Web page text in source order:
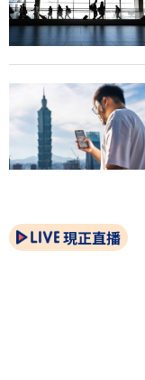
現正直播